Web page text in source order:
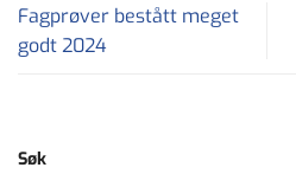
Fagprøver bestått meget
godt 2024
Søk